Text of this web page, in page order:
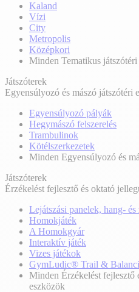
Kaland
Vízi
City
Metropolis
Középkori
Minden Tematikus játszótéri
Játszóterek
Egyensúlyozó és mászó játszótéri
Egyensúlyozó pályák
Hegymászó felszerelés
Trambulinok
Kötélszerkezetek
Minden Egyensúlyozó és
Játszóterek
Érzékelést fejlesztő és oktató
Lejátszási panelek, hang- és
Homokjáték
A Homokgyár
Interaktív játék
Vizes játékok
GymLudic® Trail &
Minden Érzékelést fejlesztő
eszközök